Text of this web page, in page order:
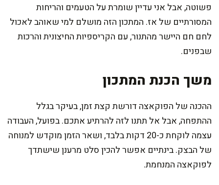
פשוטה, אבל אני עדיין שומרת על הטעמים והריחות
המסורתיים של אז. המתכון הזה מושלם למי שאוהב לאכול
לחם חם היישר מהתנור, עם הקריספיות החיצונית והרכות
שבפנים.
משך הכנת המתכון
ההכנה של הפוקאצה דורשת קצת זמן, בעיקר בגלל
ההתפחה, אבל אל תתנו לזה להרתיע אתכם. בפועל, העבודה
עצמה לוקחת כ-20 דקות בלבד, ושאר הזמן מוקדש למנוחה
של הבצק. בינתיים אפשר להכין סלט מרענן שישתדך
לפוקאצה המנחמת.